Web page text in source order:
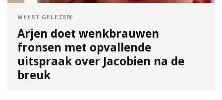
MEEST GELEZEN:
Arjen doet wenkbrauwen
fronsen met opvallende
uitspraak over Jacobien na de
breuk